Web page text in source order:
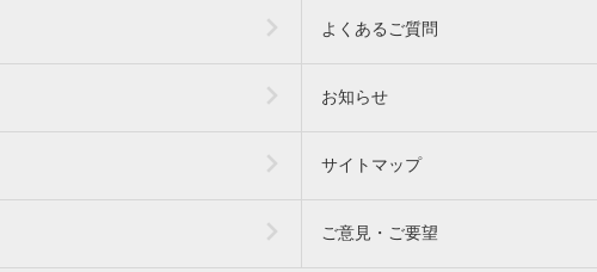
よくあるご質問
お知らせ
サイトマップ
ご意見・ご要望